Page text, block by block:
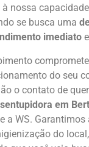
nossa
se busca uma
imediatoe
do seu
o contato de
em
a WS.
do